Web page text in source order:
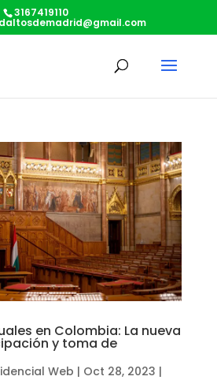
3167419110
en Colombia: La nueva
y toma de
Web | Oct 28, 2023 |